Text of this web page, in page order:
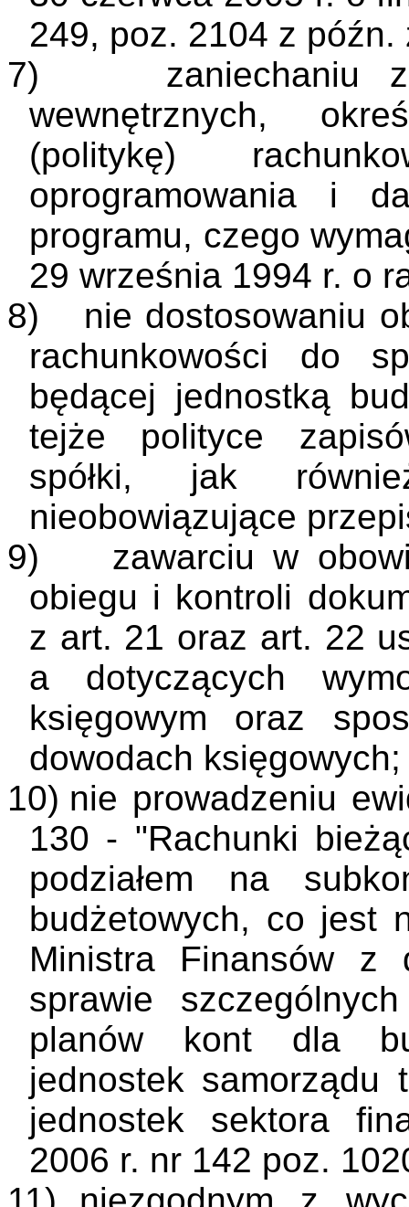
249, poz. 2104 z późn.
7)
zaniechaniu
wewnętrznych,
(politykę)
oprogramowania i
programu, czego
29 września 1994 r. o
8)
nie dostosowaniu
rachunkowości do
będącej jednostką
tejże polityce
spółki, jak
nieobowiązujące
9)
zawarciu w
obiegu i kontroli
z art. 21 oraz art. 22
a dotyczących
księgowym oraz
dowodach księgowych;
10) nie prowadzeniu
130 - "Rachunki
podziałem na
budżetowych, co jest
Ministra Finansów
sprawie
planów kont dla
jednostek samorządu
jednostek sektora
2006 r. nr 142 poz.